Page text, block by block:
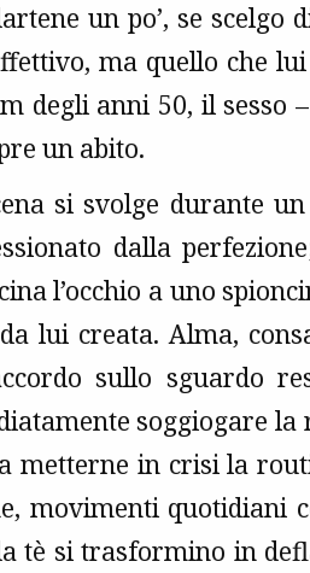
un po’, se
ma quello che
degli anni 50, il sesso
un abito.
si svolge durante un
dalla
l’occhio a uno
lui creata. Alma,
sullo sguardo
soggiogare la
metterne in crisi la
movimenti
tè si trasformino in